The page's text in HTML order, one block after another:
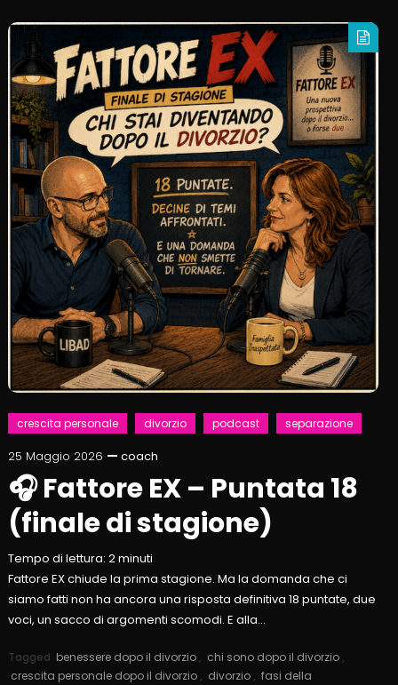
crescita personale divorzio podcast separazione
25 Maggio 2026 coach
🎧 Fattore EX – Puntata 18
(finale di stagione)
Tempo di lettura: 2minuti
Fattore EX chiude la prima stagione. Ma la domanda che ci
siamo fatti non ha ancora una risposta definitiva 18 puntate, due
voci, un sacco di argomenti scomodi. E alla…
Tagged benessere dopo il divorzio , chi sono dopo il divorzio ,
crescita personale dopo il divorzio , divorzio , fasi della